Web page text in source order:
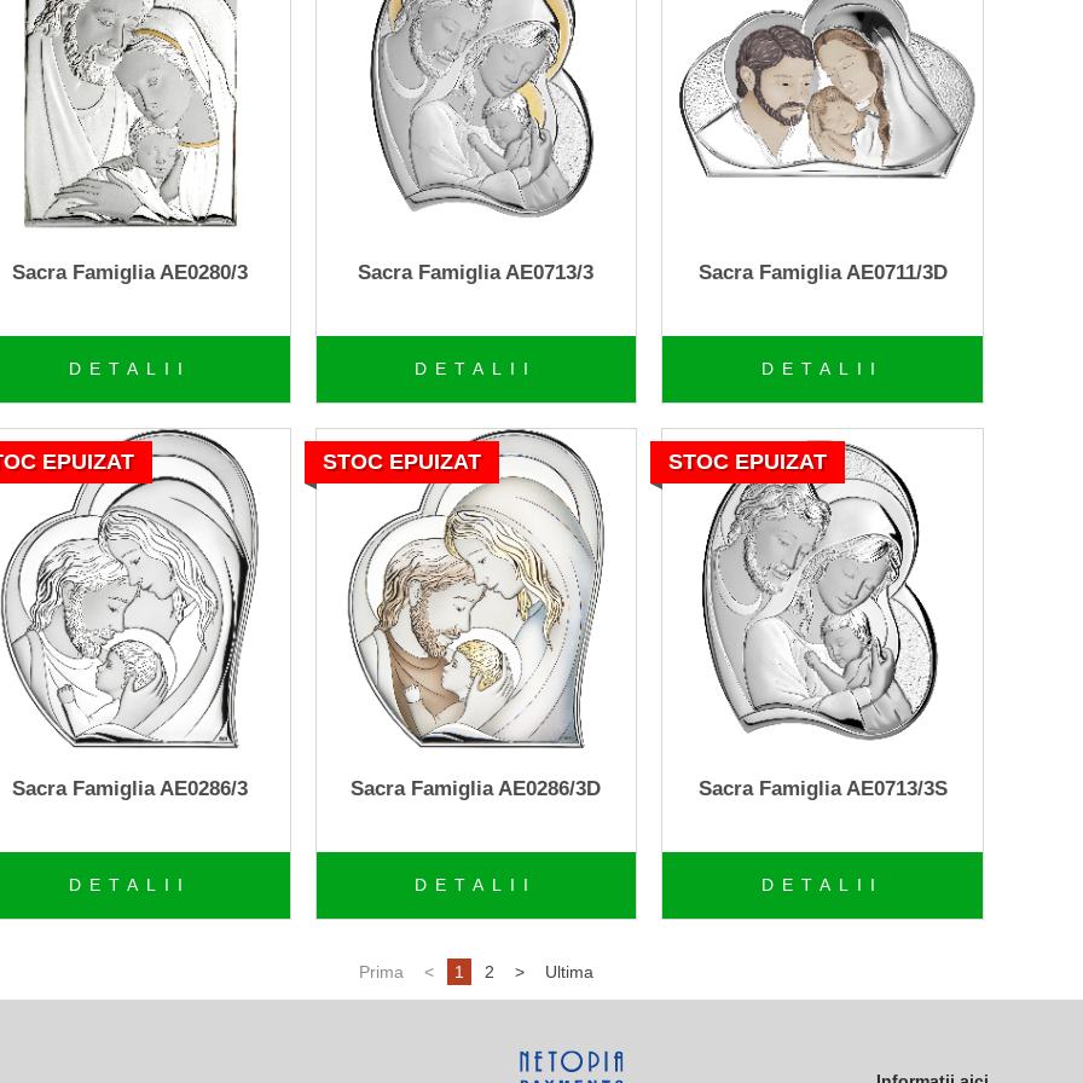
Sacra Famiglia AE0280/3
DETALII
Sacra Famiglia AE0713/3
DETALII
Sacra Famiglia AE0711/3D
DETALII
EPUIZAT
Sacra Famiglia AE0286/3
DETALII
STOC EPUIZAT
Sacra Famiglia AE0286/3D
DETALII
STOC EPUIZAT
Sacra Famiglia AE0713/3S
DETALII
Prima < 1 2 > Ultima